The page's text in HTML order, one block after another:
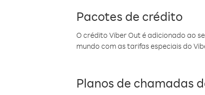
Pacotes de crédito
O crédito Viber Out é adicionado ao
mundo com as tarifas especiais do
Planos de chamadas